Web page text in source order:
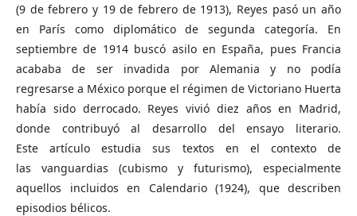
(9 de febrero y 19 de febrero de 1913), Reyes pasó un año
en París como diplomático de segunda categoría. En
septiembre de 1914 buscó asilo en España, pues Francia
acababa de ser invadida por Alemania y no podía
regresarse a México porque el régimen de Victoriano Huerta
había sido derrocado. Reyes vivió diez años en Madrid,
donde contribuyó al desarrollo del ensayo literario.
Este artículo estudia sus textos en el contexto de
las vanguardias (cubismo y futurismo), especialmente
aquellos incluidos en Calendario (1924), que describen
episodios bélicos.